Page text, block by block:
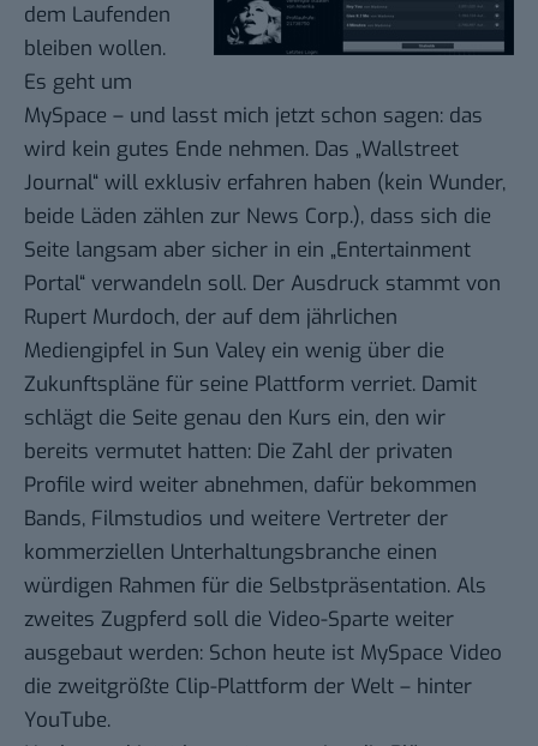
dem Laufenden
bleiben wollen.
Es geht um
MySpace – und lasst mich jetzt schon sagen: das
wird kein gutes Ende nehmen. Das „Wallstreet
Journal“ will exklusiv erfahren haben (kein Wunder,
beide Läden zählen zur News Corp.), dass sich die
Seite langsam aber sicher in ein „Entertainment
Portal“ verwandeln soll. Der Ausdruck stammt von
Rupert Murdoch, der auf dem jährlichen
Mediengipfel in Sun Valey ein wenig über die
Zukunftspläne für seine Plattform verriet. Damit
schlägt die Seite genau den Kurs ein, den wir
bereits vermutet hatten: Die Zahl der privaten
Profile wird weiter abnehmen, dafür bekommen
Bands, Filmstudios und weitere Vertreter der
kommerziellen Unterhaltungsbranche einen
würdigen Rahmen für die Selbstpräsentation. Als
zweites Zugpferd soll die Video-Sparte weiter
ausgebaut werden: Schon heute ist MySpace Video
die zweitgrößte Clip-Plattform der Welt – hinter
YouTube.